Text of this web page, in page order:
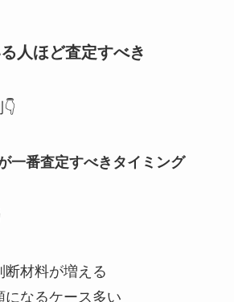
人ほど査定すべき
一番査定すべきタイミング
材料が増える
なるケース多い